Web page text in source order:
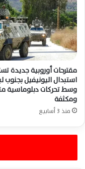
مقترحات أوروبية جديدة
استبدال اليونيفيل بجنوب
وسط تحركات دبلوماسية
ومكثفة
منذ 3 أسابيع